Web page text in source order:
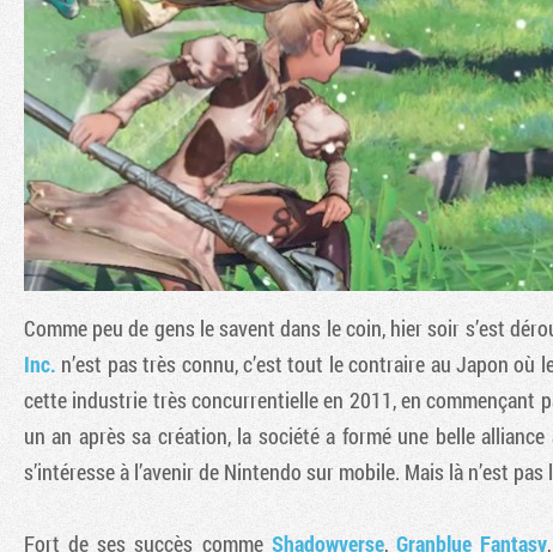
Comme peu de gens le savent dans le coin, hier soir s’est
Inc. n’est pas très connu, c’est tout le contraire au Japon
cette industrie très concurrentielle en 2011, en commençant
un an après sa création, la société a formé une belle
s’intéresse à l’avenir de Nintendo sur mobile. Mais là n’est pas
Fort de ses succès comme Shadowverse, Granblue Fantasy